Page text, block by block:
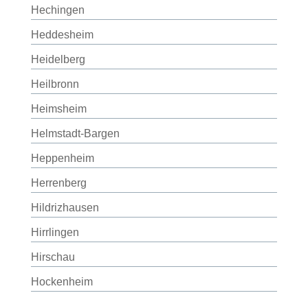
Hechingen
Heddesheim
Heidelberg
Heilbronn
Heimsheim
Helmstadt-Bargen
Heppenheim
Herrenberg
Hildrizhausen
Hirrlingen
Hirschau
Hockenheim